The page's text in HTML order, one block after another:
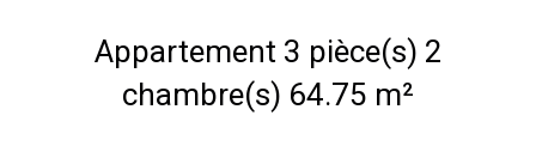
Appartement 3 pièce(s) 2
chambre(s) 64.75 m²